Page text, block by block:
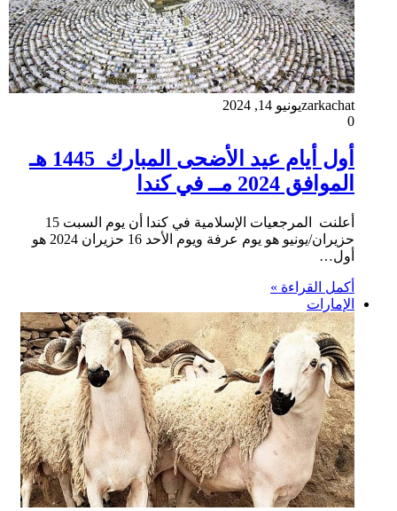
zarkachatيونيو 14, 2024
0
أول أيام عيد الأضحى المبارك 1445 هـ
الموافق 2024 مــ في كندا
أعلنت المرجعيات الإسلامية في كندا أن يوم السبت 15
حزيران/يونيو هو يوم عرفة ويوم الأحد 16 حزيران 2024 هو
أول…
أكمل القراءة »
الإمارات